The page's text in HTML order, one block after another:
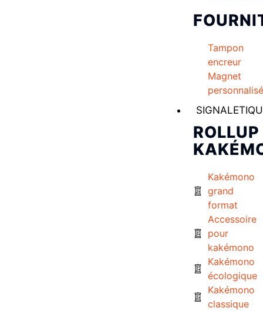
Tampon
encreur
Magnet
personnalisé
ROLLUP
Kakémono
grand
format
Accessoire
pour
kakémono
Kakémono
écologique
Kakémono
classique